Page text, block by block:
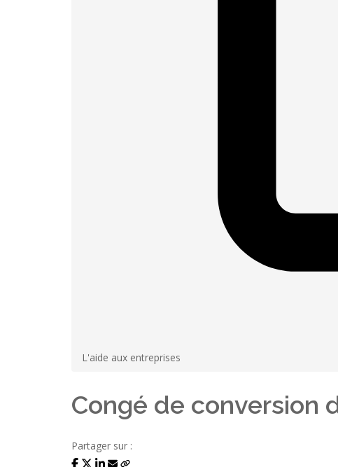
L'aide aux entreprises
Congé de conversion
Partager sur :